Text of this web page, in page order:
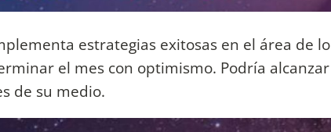
estrategias exitosas en el área de lo
el mes con optimismo. Podría alcanzar
de su medio.